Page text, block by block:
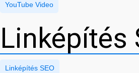
YouTube Video
Linképítés
Linképítés SEO